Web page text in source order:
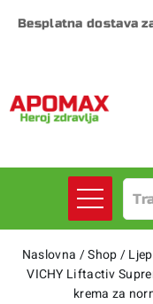
Besplatna dostava
Naslovna /Shop/
VICHY Liftactiv
krema za